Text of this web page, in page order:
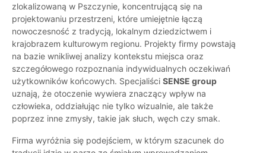
zlokalizowaną w Pszczynie, koncentrującą się na
projektowaniu przestrzeni, które umiejętnie łączą
nowoczesność z tradycją, lokalnym dziedzictwem i
krajobrazem kulturowym regionu. Projekty firmy powstają
na bazie wnikliwej analizy kontekstu miejsca oraz
szczegółowego rozpoznania indywidualnych oczekiwań
użytkowników końcowych. Specjaliści SENSE group
uznają, że otoczenie wywiera znaczący wpływ na
człowieka, oddziałując nie tylko wizualnie, ale także
poprzez inne zmysły, takie jak słuch, węch czy smak.
Firma wyróżnia się podejściem, w którym szacunek do